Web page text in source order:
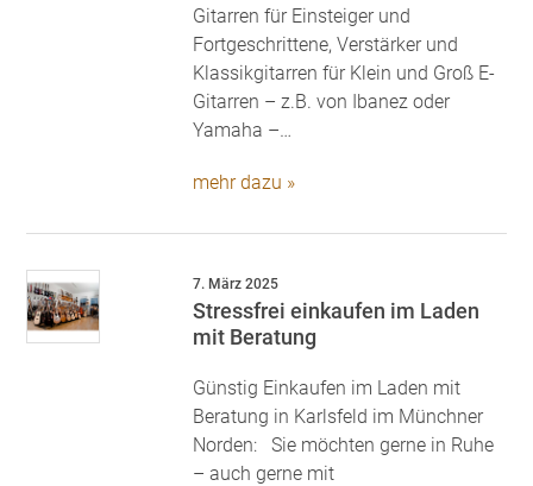
Gitarren für Einsteiger und
Fortgeschrittene, Verstärker und
Klassikgitarren für Klein und Groß E-
Gitarren – z.B. von Ibanez oder
Yamaha –…
mehr dazu »
7. März 2025
Stressfrei einkaufen im Laden
mit Beratung
Günstig Einkaufen im Laden mit
Beratung in Karlsfeld im Münchner
Norden: Sie möchten gerne in Ruhe
– auch gerne mit